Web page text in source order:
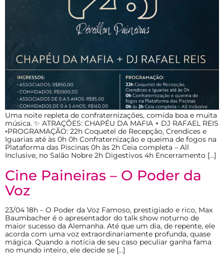
Uma noite repleta de confraternizações, comida boa e muita
música. ✨ ATRAÇÕES: CHAPÉU DA MAFIA + DJ RAFAEL REIS
▫️PROGRAMAÇÃO: 22h Coquetel de Recepção, Crendices e
Iguarias até às 0h 0h Confraternização e queima de fogos na
Plataforma das Piscinas 0h às 2h Ceia completa – All
Inclusive, no Salão Nobre 2h Digestivos 4h Encerramento […]
Cine Paineiras – O Poder da
Voz
23/04 18h – O Poder da Voz Famoso, prestigiado e rico, Max
Baumbacher é o apresentador do talk show noturno de
maior sucesso da Alemanha. Até que um dia, de repente, ele
acorda com uma voz extraordinariamente profunda, quase
mágica. Quando a notícia de seu caso peculiar ganha fama
no mundo inteiro, ele decide se […]